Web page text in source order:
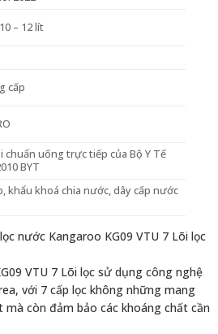
– 12 lít
cấp
chuẩn uống trực tiếp của Bộ Y Tế
BYT
khẩu khoá chia nước, dây cấp nước
nước Kangaroo KG09 VTU 7 Lõi lọc
VTU 7 Lõi lọc sử dụng công nghệ
với 7 cấp lọc không những mang
còn đảm bảo các khoáng chất cần